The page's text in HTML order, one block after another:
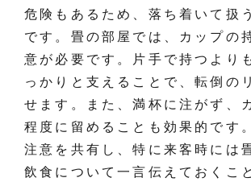
危険もあるため、落ち着いて扱
です。畳の部屋では、カップの
意が必要です。片手で持つより
っかりと支えることで、転倒の
せます。また、満杯に注がず、
程度に留めることも効果的です
注意を共有し、特に来客時には
飲食について一言伝えておくこ